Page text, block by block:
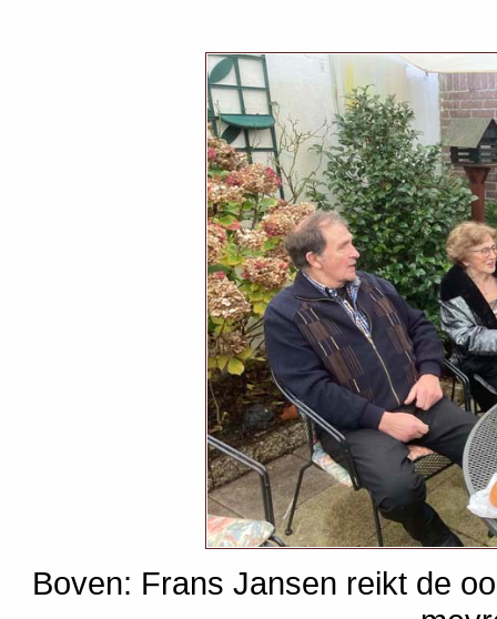
Boven: Frans Jansen reikt de